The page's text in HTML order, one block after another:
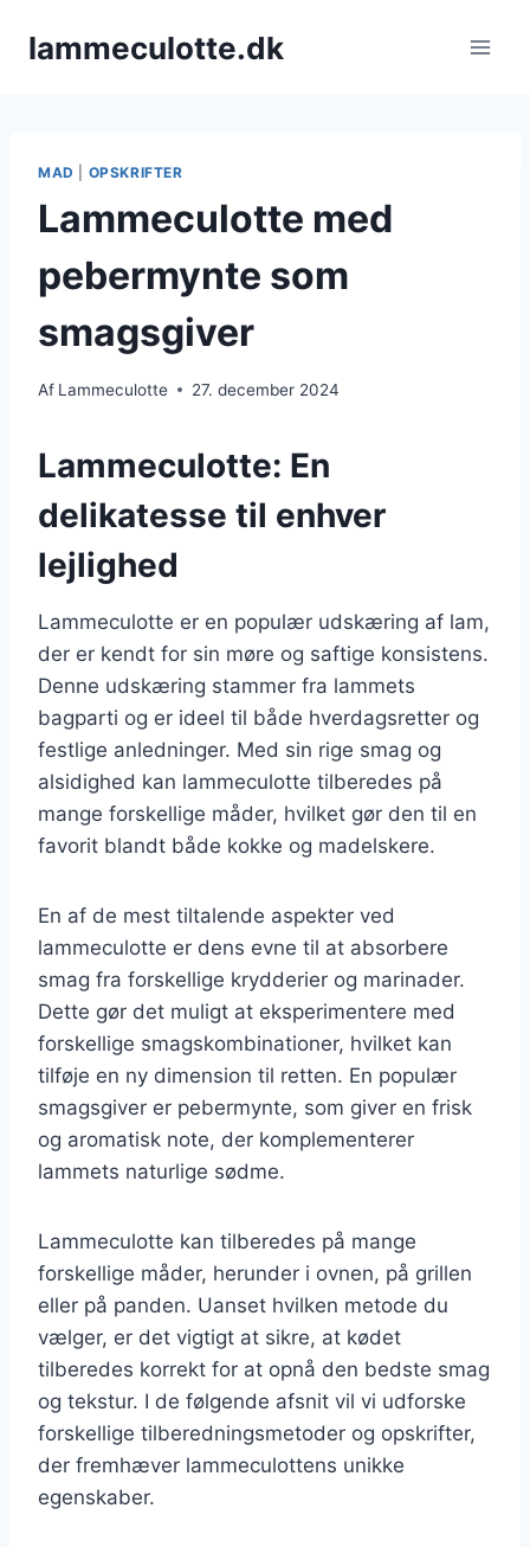
lammeculotte.dk
MAD OPSKRIFTER
Lammeculotte med
pebermynte som
smagsgiver
Af Lammeculotte 27. december 2024
Lammeculotte: En
delikatesse til enhver
lejlighed
Lammeculotte er en populær udskæring af lam,
der er kendt for sin møre og saftige konsistens.
Denne udskæring stammer fra lammets
bagparti og er ideel til både hverdagsretter og
festlige anledninger. Med sin rige smag og
alsidighed kan lammeculotte tilberedes på
mange forskellige måder, hvilket gør den til en
favorit blandt både kokke og madelskere.
En af de mest tiltalende aspekter ved
lammeculotte er dens evne til at absorbere
smag fra forskellige krydderier og marinader.
Dette gør det muligt at eksperimentere med
forskellige smagskombinationer, hvilket kan
tilføje en ny dimension til retten. En populær
smagsgiver er pebermynte, som giver en frisk
og aromatisk note, der komplementerer
lammets naturlige sødme.
Lammeculotte kan tilberedes på mange
forskellige måder, herunder i ovnen, på grillen
eller på panden. Uanset hvilken metode du
vælger, er det vigtigt at sikre, at kødet
tilberedes korrekt for at opnå den bedste smag
og tekstur. I de følgende afsnit vil vi udforske
forskellige tilberedningsmetoder og opskrifter,
der fremhæver lammeculottens unikke
egenskaber.